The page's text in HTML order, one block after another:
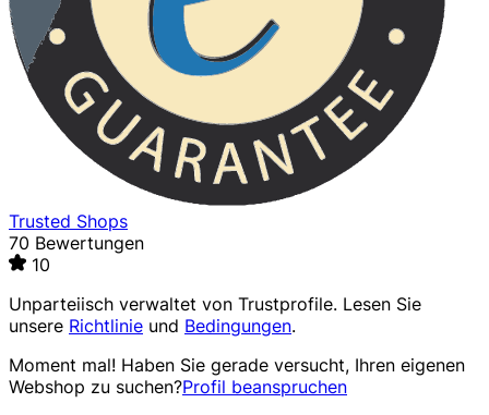
Trusted Shops
70 Bewertungen
10
Unparteiisch verwaltet von Trustprofile. Lesen Sie
unsere Richtlinie und Bedingungen.
Moment mal! Haben Sie gerade versucht, Ihren eigenen
Webshop zu suchen?Profil beanspruchen